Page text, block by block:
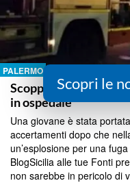
PALERMO
Scoppia la cucina in
in ospedale
Una giovane è stata
accertamenti dopo che
un’esplosione per una
BlogSicilia alle tue Fonti
non sarebbe in pericolo di
Scopri le